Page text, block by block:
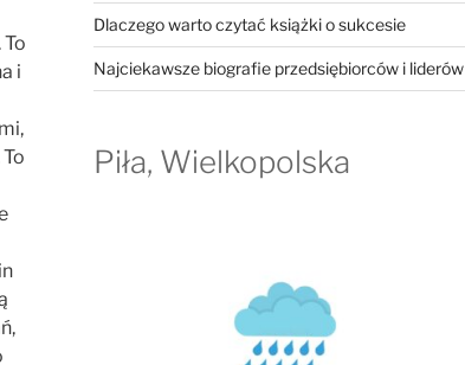
i
Dlaczego warto czytać książki o sukcesie
Najciekawsze biografie przedsiębiorców i liderów
Piła, Wielkopolska